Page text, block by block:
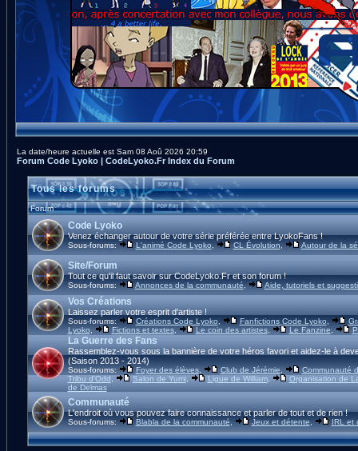
La date/heure actuelle est Sam 08 Aoû 2026 20:59
Forum Code Lyoko | CodeLyoko.Fr Index du Forum
Tous les forums
Forum
Code Lyoko
Venez échanger autour de votre série préférée entre LyokoFans !
Sous-forums: L'animé Code Lyoko, CL Évolution Autour de la
Site/Forum
Tout ce qu'il faut savoir sur CodeLyoko.Fr et son forum !
Sous-forums: Annonces de la communauté, Aide, tutoriels et
Vos Créations
Laissez parler votre esprit d'artiste !
Sous-forums: Créations Code Lyoko, Fanfictions Code Lyoko,
Lyoko, Fictions et textes, Le coin des artistes, Le Fanzine
La Guerre des Fans
Rassemblez-vous sous la bannière de votre héros favori et aidez-le à
(Saison 2013 - 2014)
Sous-forums: Foyer des élèves, Club de Jérémie
Communauté
Tribu d'Odd
Salon de Yumi, Ligue de William,
Organisation de
de Delmas
Communauté
L'endroit où vous pouvez faire connaissance et parler de tout et de rien !
Sous-forums: Blabla de la communauté, Jeux et détente, IRL et